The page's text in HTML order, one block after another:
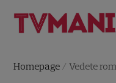
Homepage /Vedete